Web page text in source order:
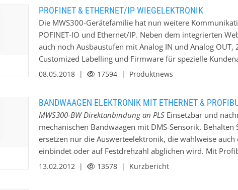
Aufgaben der Automatisierungskunden verantworten.
Waagen & Dosierschnecken wird künftig von Alfred
Angebote für Kunden erarbeitet. Herr Andreas Stehmer
auf und übernimmt nach dem altersbedingten
des Unternehmens.
PROFINET & ETHERNET/IP WIEGELEKTRONIK
Die MWS300-Gerätefamilie hat nun weitere
POFINET-IO und Ethernet/IP. Neben dem integrierten
auch noch Ausbaustufen mit Analog IN und Analog
Customized Labelling und Firmware für spezielle
08.05.2018 | 17594 | Produktnews
BANDWAAGEN ELEKTRONIK MIT ETHERNET &
MWS300-BW Direktanbindung an PLS Einsetzbar und
mechanischen Bandwaagen mit DMS-Sensorik. Behalten
ersetzen nur die Auswerteelektronik, die wahlweise
einbindet oder auf Festdrehzahl abglichen wird. Mit
sich die Bandwaage zur Dosierung oder zur
13.02.2012 | 13578 | Kurzbericht